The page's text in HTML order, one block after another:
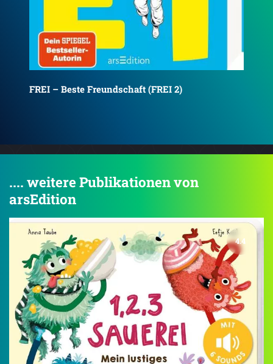
FREI – Bester Anfang (FREI 3)
.... weitere Publikationen von
arsEdition
4.4